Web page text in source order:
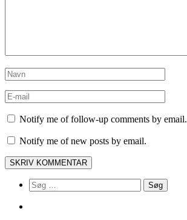
Notify me of follow-up comments by email.
Notify me of new posts by email.
Søg
efter: